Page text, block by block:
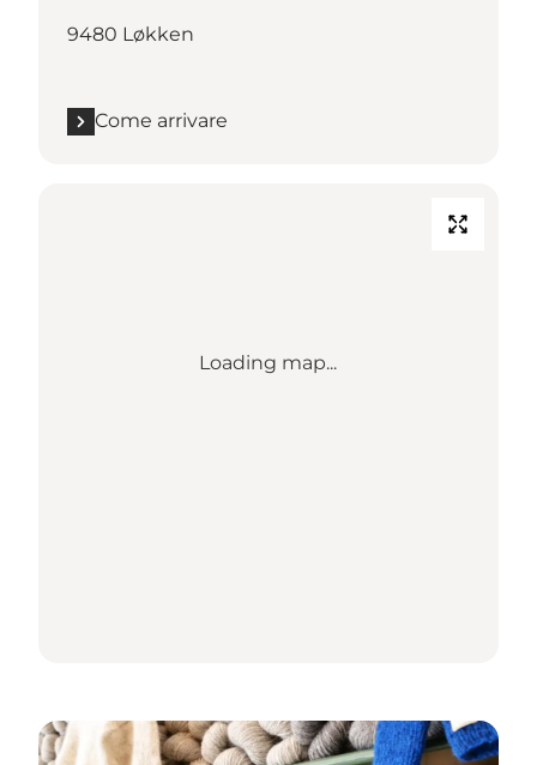
9480 Løkken
Come arrivare
Loading map...